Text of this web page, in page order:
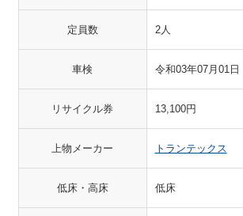
定員数 2人
車検 令和03年07月01日
リサイクル券 13,100円
上物メーカー トランテックス
低床・高床 低床